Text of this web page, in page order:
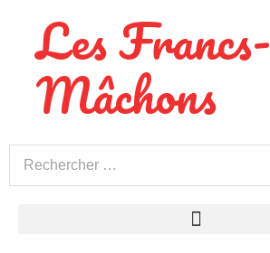
Les Francs-
Mâchons